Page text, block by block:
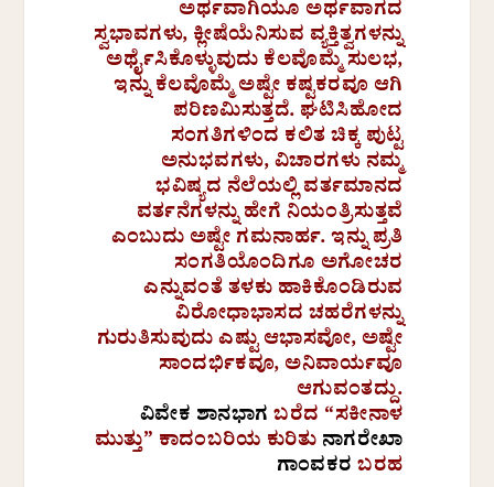
ಅರ್ಥವಾಗಿಯೂ ಅರ್ಥವಾಗದ
ಸ್ವಭಾವಗಳು, ಕ್ಲೀಷೆಯೆನಿಸುವ ವ್ಯಕ್ತಿತ್ವಗಳನ್ನು
ಅರ್ಥೈಸಿಕೊಳ್ಳುವುದು ಕೆಲವೊಮ್ಮೆ ಸುಲಭ,
ಇನ್ನು ಕೆಲವೊಮ್ಮೆ ಅಷ್ಟೇ ಕಷ್ಟಕರವೂ ಆಗಿ
ಪರಿಣಮಿಸುತ್ತದೆ. ಘಟಿಸಿಹೋದ
ಸಂಗತಿಗಳಿಂದ ಕಲಿತ ಚಿಕ್ಕ ಪುಟ್ಟ
ಅನುಭವಗಳು, ವಿಚಾರಗಳು ನಮ್ಮ
ಭವಿಷ್ಯದ ನೆಲೆಯಲ್ಲಿ ವರ್ತಮಾನದ
ವರ್ತನೆಗಳನ್ನು ಹೇಗೆ ನಿಯಂತ್ರಿಸುತ್ತವೆ
ಎಂಬುದು ಅಷ್ಟೇ ಗಮನಾರ್ಹ. ಇನ್ನು ಪ್ರತಿ
ಸಂಗತಿಯೊಂದಿಗೂ ಅಗೋಚರ
ಎನ್ನುವಂತೆ ತಳಕು ಹಾಕಿಕೊಂಡಿರುವ
ವಿರೋಧಾಭಾಸದ ಚಹರೆಗಳನ್ನು
ಗುರುತಿಸುವುದು ಎಷ್ಟು ಆಭಾಸವೋ, ಅಷ್ಟೇ
ಸಾಂದರ್ಭಿಕವೂ, ಅನಿವಾರ್ಯವೂ
ಆಗುವಂತದ್ದು.
ವಿವೇಕ ಶಾನಭಾಗ ಬರೆದ “ಸಕೀನಾಳ
ಮುತ್ತು” ಕಾದಂಬರಿಯ ಕುರಿತು ನಾಗರೇಖಾ
ಗಾಂವಕರ ಬರಹ